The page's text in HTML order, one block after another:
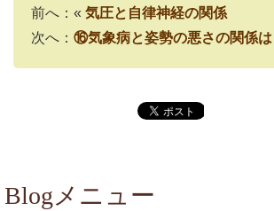
前へ：« 気圧と自律神経の関係
次へ： ⑯気象病と姿勢の悪さの関係は
Blogメニュー